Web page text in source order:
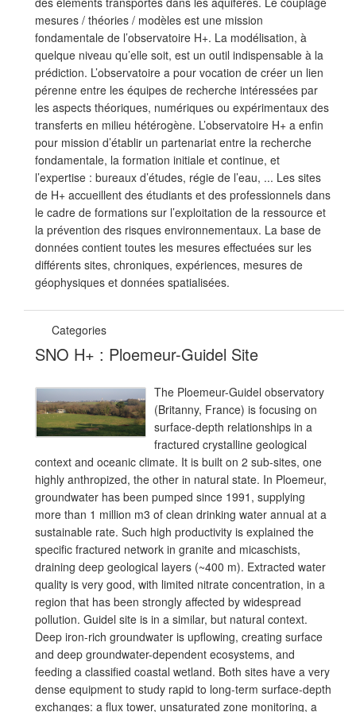
mesures / théories / modèles est une mission
fondamentale de l’observatoire H+. La modélisation, à
quelque niveau qu’elle soit, est un outil indispensable à la
prédiction. L’observatoire a pour vocation de créer un lien
pérenne entre les équipes de recherche intéressées par
les aspects théoriques, numériques ou expérimentaux des
transferts en milieu hétérogène. L’observatoire H+ a enfin
pour mission d’établir un partenariat entre la recherche
fondamentale, la formation initiale et continue, et
l’expertise : bureaux d’études, régie de l’eau, ... Les sites
de H+ accueillent des étudiants et des professionnels dans
le cadre de formations sur l’exploitation de la ressource et
la prévention des risques environnementaux. La base de
données contient toutes les mesures effectuées sur les
différents sites, chroniques, expériences, mesures de
géophysiques et données spatialisées.
Categories
SNO H+ : Ploemeur-Guidel Site
The Ploemeur-Guidel observatory
(Britanny, France) is focusing on
surface-depth relationships in a
fractured crystalline geological
context and oceanic climate. It is built on 2 sub-sites, one
highly anthropized, the other in natural state. In Ploemeur,
groundwater has been pumped since 1991, supplying
more than 1 million m3 of clean drinking water annual at a
sustainable rate. Such high productivity is explained the
specific fractured network in granite and micaschists,
draining deep geological layers (~400 m). Extracted water
quality is very good, with limited nitrate concentration, in a
region that has been strongly affected by widespread
pollution. Guidel site is in a similar, but natural context.
Deep iron-rich groundwater is upflowing, creating surface
and deep groundwater-dependent ecosystems, and
feeding a classified coastal wetland. Both sites have a very
dense equipment to study rapid to long-term surface-depth
exchanges: a flux tower, unsaturated zone monitoring, a